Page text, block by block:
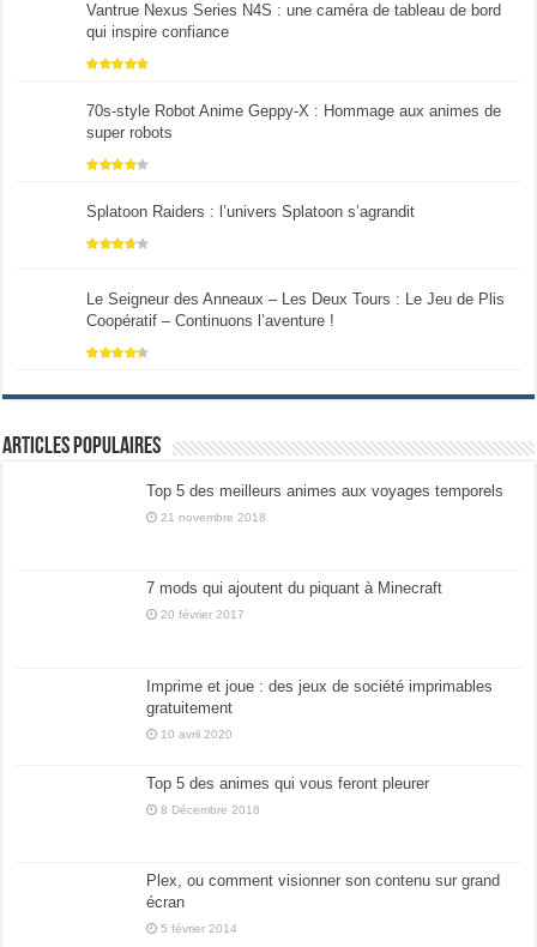
Vantrue Nexus Series N4S : une caméra de tableau de bord
qui inspire confiance
70s-style Robot Anime Geppy-X : Hommage aux animes de
super robots
Splatoon Raiders : l’univers Splatoon s’agrandit
Le Seigneur des Anneaux – Les Deux Tours : Le Jeu de Plis
Coopératif – Continuons l’aventure !
Articles populaires
Top 5 des meilleurs animes aux voyages temporels
21 novembre 2018
7 mods qui ajoutent du piquant à Minecraft
20 février 2017
Imprime et joue : des jeux de société imprimables
gratuitement
10 avril 2020
Top 5 des animes qui vous feront pleurer
8 Décembre 2018
Plex, ou comment visionner son contenu sur grand
écran
5 février 2014